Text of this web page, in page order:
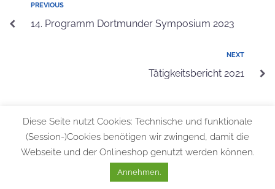
PREVIOUS
14. Programm Dortmunder Symposium 2023
NEXT
Tätigkeitsbericht 2021
© 2026 Bundesfachschule für Orthopädie-Technik |Allgemeine
Geschäftsbedingungen|Datenschutzerklärung
Diese Seite nutzt Cookies: Technische und funktionale
(Session-)Cookies benötigen wir zwingend, damit die
Webseite und der Onlineshop genutzt werden können.
Annehmen.